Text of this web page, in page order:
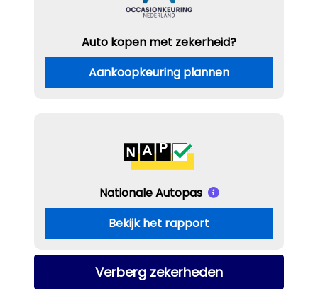
Auto kopen met zekerheid?
Aankoopkeuring plannen
Nationale Autopas
Bekijk het rapport
Verberg zekerheden